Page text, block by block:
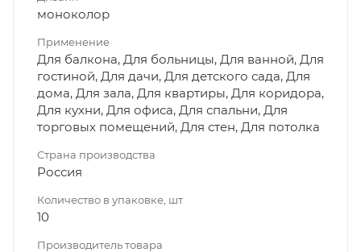
моноколор
Применение
Для балкона, Для больницы, Для ванной, Для
гостиной, Для дачи, Для детского сада, Для
дома, Для зала, Для квартиры, Для коридора,
Для кухни, Для офиса, Для спальни, Для
торговых помещений, Для стен, Для потолка
Страна производства
Россия
Количество в упаковке, шт
10
Производитель товара